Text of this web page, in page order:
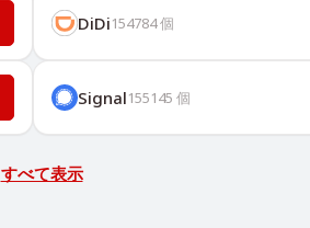
DiDi154784個
Signal155145 個
すべて表示